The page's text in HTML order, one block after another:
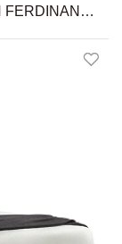
КРОВАТЬ С ИЗГОЛОВЬЕМ–БУАЗЕРИ FERDINANDEA POLTRONA FRAU